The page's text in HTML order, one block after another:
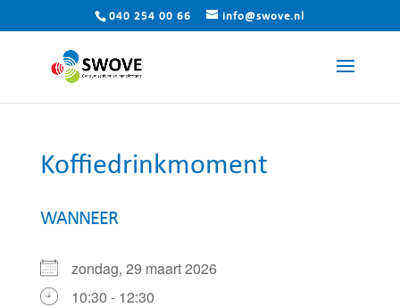
040 254 00 66 info@swove.nl
Koffiedrinkmoment
WANNEER
zondag, 29 maart 2026
10:30 - 12:30